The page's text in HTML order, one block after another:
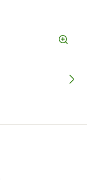
cu iarba mâței